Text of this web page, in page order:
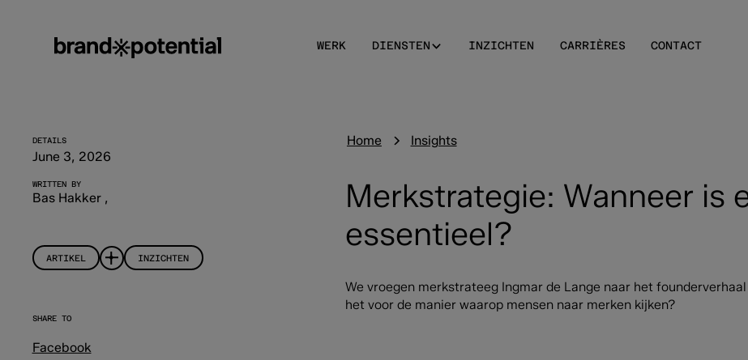
WERK DIENSTEN INZICHTEN CARRIÈRES CONTACT
Home Insights
Merkstrategie: Wanneer is
essentieel?
We vroegen merkstrateeg Ingmar de Lange naar het
het voor de manier waarop mensen naar merken kijken?
DETAILS
June 3, 2026
WRITTEN BY
Bas Hakker ,
ARTIKEL INZICHTEN
SHARE TO
Facebook